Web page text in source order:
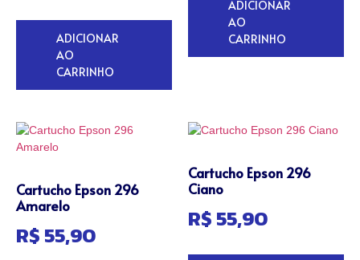
ADICIONAR
AO
CARRINHO
ADICIONAR
AO
CARRINHO
Cartucho Epson 296
Amarelo
R$55,90
Cartucho Epson 296
Ciano
R$55,90